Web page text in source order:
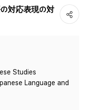
の対応表現の対
Studies
Language and